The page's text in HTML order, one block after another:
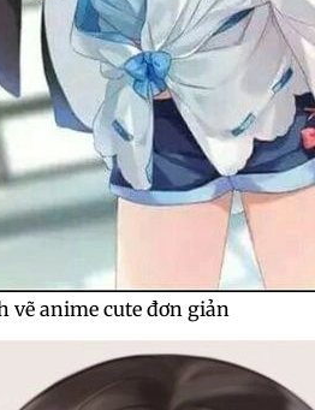
vẽ anime cute đơn giản